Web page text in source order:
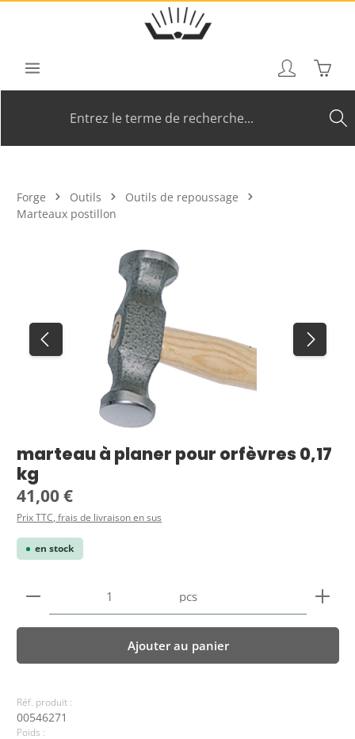
Passer au contenu principal
Le
Forge Outils
Outils de repoussage
Marteaux postillon
Ignorer la galerie d'images
marteau à planer pour orfèvres 0,17
kg
Prix régulier :
41,00 €
Prix TTC, frais de livraison en sus
en stock
Quantité de produit : Entrez la quantité
pcs
Ajouter au panier
Réf. produit :
00546271
Poids :